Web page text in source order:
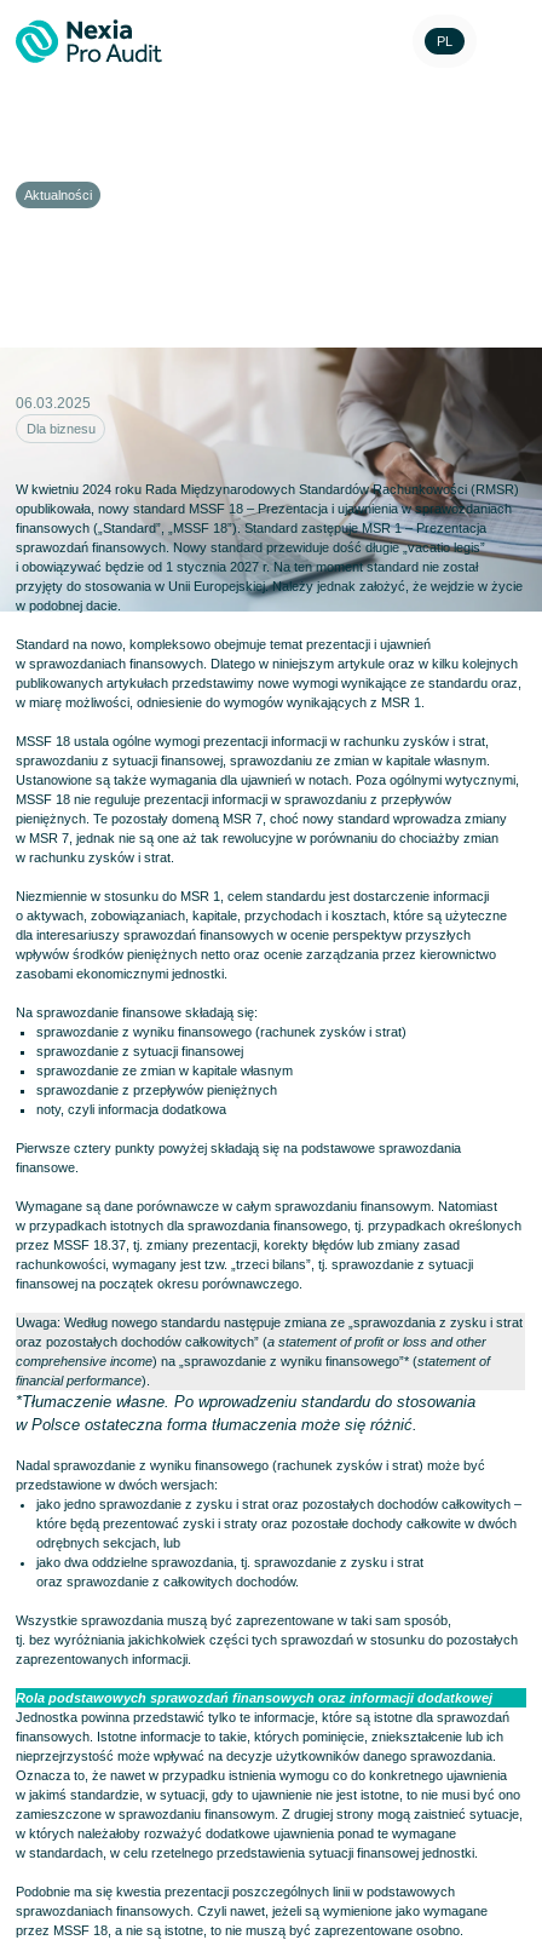
PL
Aktualności
06.03.2025
Dla biznesu
W kwietniu 2024 roku Rada Międzynarodowych Standardów Rachunkowości (RMSR)
opublikowała, nowy standard MSSF 18 – Prezentacja i ujawnienia w sprawozdaniach
finansowych („Standard”, „MSSF 18”). Standard zastępuje MSR 1 – Prezentacja
sprawozdań finansowych. Nowy standard przewiduje dość długie „vacatio legis”
i obowiązywać będzie od 1 stycznia 2027 r. Na ten moment standard nie został
przyjęty do stosowania w Unii Europejskiej. Należy jednak założyć, że wejdzie w życie
w podobnej dacie.
Standard na nowo, kompleksowo obejmuje temat prezentacji i ujawnień
w sprawozdaniach finansowych. Dlatego w niniejszym artykule oraz w kilku kolejnych
publikowanych artykułach przedstawimy nowe wymogi wynikające ze standardu oraz,
w miarę możliwości, odniesienie do wymogów wynikających z MSR 1.
MSSF 18 ustala ogólne wymogi prezentacji informacji w rachunku zysków i strat,
sprawozdaniu z sytuacji finansowej, sprawozdaniu ze zmian w kapitale własnym.
Ustanowione są także wymagania dla ujawnień w notach. Poza ogólnymi wytycznymi,
MSSF 18 nie reguluje prezentacji informacji w sprawozdaniu z przepływów
pieniężnych. Te pozostały domeną MSR 7, choć nowy standard wprowadza zmiany
w MSR 7, jednak nie są one aż tak rewolucyjne w porównaniu do chociażby zmian
w rachunku zysków i strat.
Niezmiennie w stosunku do MSR 1, celem standardu jest dostarczenie informacji
o aktywach, zobowiązaniach, kapitale, przychodach i kosztach, które są użyteczne
dla interesariuszy sprawozdań finansowych w ocenie perspektyw przyszłych
wpływów środków pieniężnych netto oraz ocenie zarządzania przez kierownictwo
zasobami ekonomicznymi jednostki.
Na sprawozdanie finansowe składają się:
sprawozdanie z wyniku finansowego (rachunek zysków i strat)
sprawozdanie z sytuacji finansowej
sprawozdanie ze zmian w kapitale własnym
sprawozdanie z przepływów pieniężnych
noty, czyli informacja dodatkowa
Pierwsze cztery punkty powyżej składają się na podstawowe sprawozdania
finansowe.
Wymagane są dane porównawcze w całym sprawozdaniu finansowym. Natomiast
w przypadkach istotnych dla sprawozdania finansowego, tj. przypadkach określonych
przez MSSF 18.37, tj. zmiany prezentacji, korekty błędów lub zmiany zasad
rachunkowości, wymagany jest tzw. „trzeci bilans”, tj. sprawozdanie z sytuacji
finansowej na początek okresu porównawczego.
Uwaga: Według nowego standardu następuje zmiana ze „sprawozdania z zysku i strat
oraz pozostałych dochodów całkowitych” (a statement of profit or loss and other
comprehensive income) na „sprawozdanie z wyniku finansowego”* (statement of
financial performance).
*Tłumaczenie własne. Po wprowadzeniu standardu do stosowania
w Polsce ostateczna forma tłumaczenia może się różnić.
Nadal sprawozdanie z wyniku finansowego (rachunek zysków i strat) może być
przedstawione w dwóch wersjach:
jako jedno sprawozdanie z zysku i strat oraz pozostałych dochodów całkowitych –
które będą prezentować zyski i straty oraz pozostałe dochody całkowite w dwóch
odrębnych sekcjach, lub
jako dwa oddzielne sprawozdania, tj. sprawozdanie z zysku i strat
oraz sprawozdanie z całkowitych dochodów.
Wszystkie sprawozdania muszą być zaprezentowane w taki sam sposób,
tj. bez wyróżniania jakichkolwiek części tych sprawozdań w stosunku do pozostałych
zaprezentowanych informacji.
Rola podstawowych sprawozdań finansowych oraz informacji dodatkowej
Jednostka powinna przedstawić tylko te informacje, które są istotne dla sprawozdań
finansowych. Istotne informacje to takie, których pominięcie, zniekształcenie lub ich
nieprzejrzystość może wpływać na decyzje użytkowników danego sprawozdania.
Oznacza to, że nawet w przypadku istnienia wymogu co do konkretnego ujawnienia
w jakimś standardzie, w sytuacji, gdy to ujawnienie nie jest istotne, to nie musi być ono
zamieszczone w sprawozdaniu finansowym. Z drugiej strony mogą zaistnieć sytuacje,
w których należałoby rozważyć dodatkowe ujawnienia ponad te wymagane
w standardach, w celu rzetelnego przedstawienia sytuacji finansowej jednostki.
Podobnie ma się kwestia prezentacji poszczególnych linii w podstawowych
sprawozdaniach finansowych. Czyli nawet, jeżeli są wymienione jako wymagane
przez MSSF 18, a nie są istotne, to nie muszą być zaprezentowane osobno.